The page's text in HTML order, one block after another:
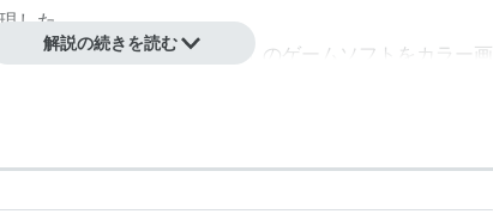
した。
ゲームボーイカラー
専用」のゲームソフトをカラー画
」ゲームソフトは、ゲームボーイアドバンスでもプレ
解説の続きを読む